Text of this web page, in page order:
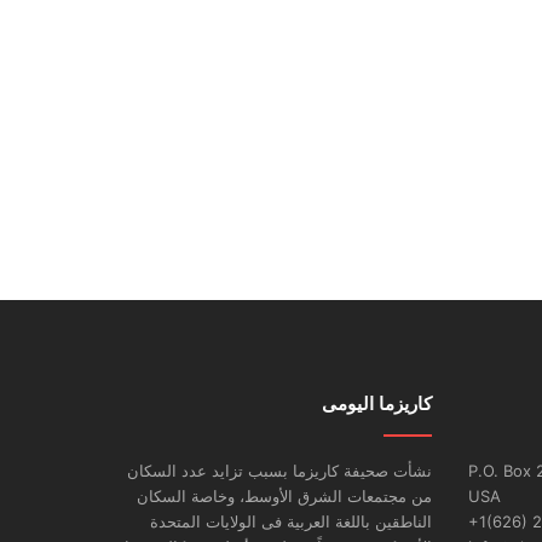
P.O. Box
USA
+1(626)
كاريزما اليومى
نشأت صحيفة كاريزما بسبب تزايد عدد السكان
من مجتمعات الشرق الأوسط، وخاصة السكان
الناطقين باللغة العربية فى الولايات المتحدة